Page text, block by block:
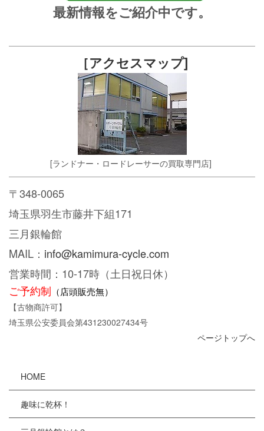
最新情報をご紹介中です。
［アクセスマップ]
[ランドナー・ロードレーサーの買取専門店]
〒348-0065
埼玉県羽生市藤井下組171
三月銀輪館
MAIL： info@kamimura-cycle.com
営業時間：10-17時（土日祝日休）
ご予約制 （店頭販売無）
【古物商許可】
埼玉県公安委員会第431230027434号
ページトップへ
HOME
趣味に乾杯！